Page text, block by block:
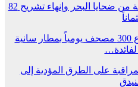
سبتة..تحديد هوية ستة من ضحايا البحر وإنهاء تشريح 82
وزارة الأوقاف توزع 300 مصحف يومياً بمطار سانية
لفائدة…
على الطرق المؤدية إلى